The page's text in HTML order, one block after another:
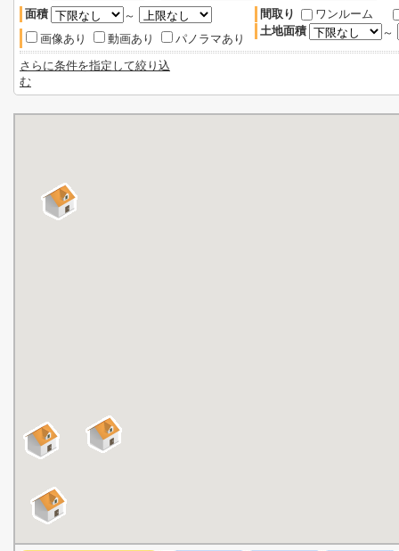
面積
～
画像あり
動画あり パノラマあり
間取り
ワンルーム
土地面積
～
さらに条件を指定して絞り込
む